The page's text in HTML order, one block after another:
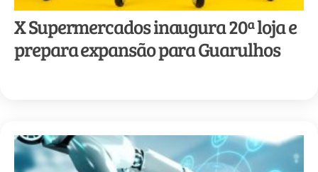
X Supermercados inaugura 20ª loja e
prepara expansão para Guarulhos